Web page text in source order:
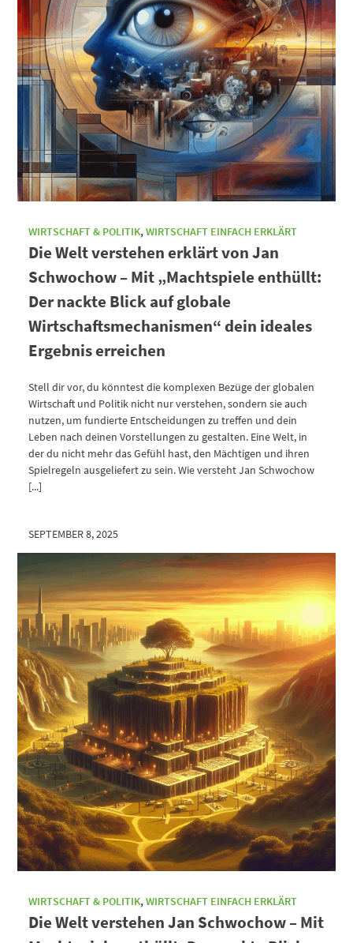
WIRTSCHAFT & POLITIK,WIRTSCHAFT EINFACH ERKLÄRT
Die Welt verstehen erklärt von Jan
Schwochow – Mit „Machtspiele enthüllt:
Der nackte Blick auf globale
Wirtschaftsmechanismen“ dein ideales
Ergebnis erreichen
Stell dir vor, du könntest die komplexen Bezüge der globalen
Wirtschaft und Politik nicht nur verstehen, sondern sie auch
nutzen, um fundierte Entscheidungen zu treffen und dein
Leben nach deinen Vorstellungen zu gestalten. Eine Welt, in
der du nicht mehr das Gefühl hast, den Mächtigen und ihren
Spielregeln ausgeliefert zu sein. Wie versteht Jan Schwochow
[...]
SEPTEMBER 8, 2025
WIRTSCHAFT & POLITIK,WIRTSCHAFT EINFACH ERKLÄRT
Die Welt verstehen Jan Schwochow – Mit